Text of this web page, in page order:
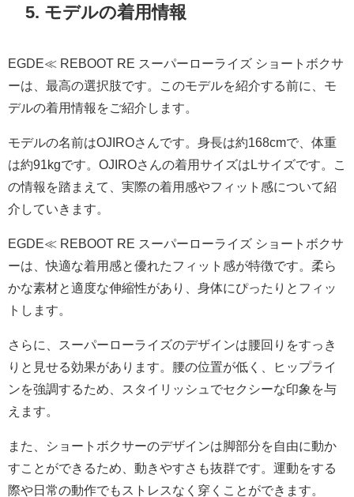
5. モデルの着用情報
EGDE≪ REBOOT RE スーパーローライズ ショートボクサ
ーは、最高の選択肢です。このモデルを紹介する前に、モ
デルの着用情報をご紹介します。
モデルの名前はOJIROさんです。身長は約168cmで、体重
は約91kgです。OJIROさんの着用サイズはLサイズです。こ
の情報を踏まえて、実際の着用感やフィット感について紹
介していきます。
EGDE≪ REBOOT RE スーパーローライズ ショートボクサ
ーは、快適な着用感と優れたフィット感が特徴です。柔ら
かな素材と適度な伸縮性があり、身体にぴったりとフィッ
トします。
さらに、スーパーローライズのデザインは腰回りをすっき
りと見せる効果があります。腰の位置が低く、ヒップライ
ンを強調するため、スタイリッシュでセクシーな印象を与
えます。
また、ショートボクサーのデザインは脚部分を自由に動か
すことができるため、動きやすさも抜群です。運動をする
際や日常の動作でもストレスなく穿くことができます。